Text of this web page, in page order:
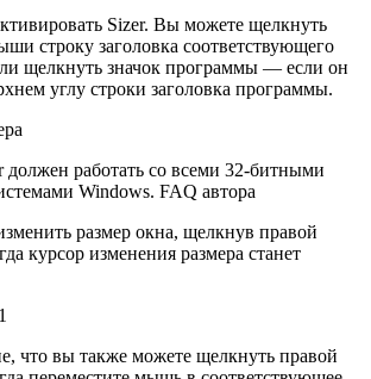
Sizer. Вы можете щелкнуть
строку заголовка соответствующего
щелкнуть значок программы — если он
углу строки заголовка программы.
должен работать со всеми 32-битными
Windows. FAQ автора
размер окна, щелкнув правой
курсор изменения размера станет
что вы также можете щелкнуть правой